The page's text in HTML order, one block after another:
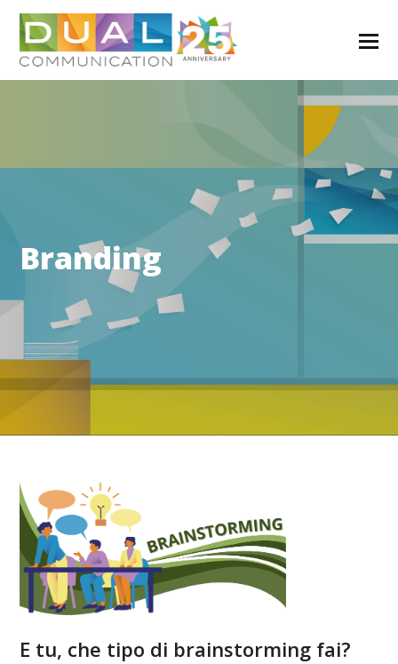
Branding
E tu, che tipo di brainstorming fai?